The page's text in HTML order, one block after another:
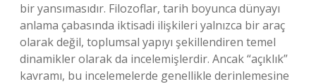
bir yansımasıdır. Filozoflar, tarih boyunca dünyayı
anlama çabasında iktisadi ilişkileri yalnızca bir araç
olarak değil, toplumsal yapıyı şekillendiren temel
dinamikler olarak da incelemişlerdir. Ancak “açıklık”
kavramı, bu incelemelerde genellikle derinlemesine